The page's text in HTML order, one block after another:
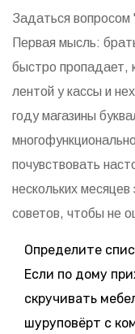
Задаться
Первая мысль:
быстро пропадает,
лентой у кассы и
году магазины
почувствовать
нескольких
советов, чтобы не
Определите
Если по дому
скручивать
шуруповёрт с